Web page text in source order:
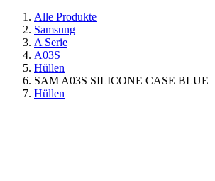
Alle Produkte
Samsung
A Serie
A03S
Hüllen
SAM A03S SILICONE CASE BLUE
Hüllen